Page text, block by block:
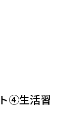
④生活習